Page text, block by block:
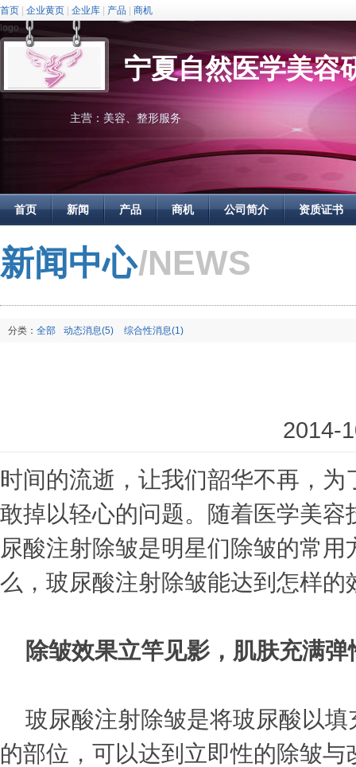
首页 企业黄页 企业库 产品 商机
宁夏自然医学美容
主营：美容、整形服务
logo
首页 新闻 产品 商机 公司简介 资质证书
新闻中心/NEWS
分类： 全部 动态消息(5) 综合性消息(1)
2014-
时间的流逝，让我们韶华不再，
敢掉以轻心的问题。随着医学美
尿酸注射除皱是明星们除皱的常
么，玻尿酸注射除皱能达到怎样的
除皱效果立竿见影，肌肤充满弹
玻尿酸注射除皱是将玻尿酸以填
的部位，可以达到立即性的除皱